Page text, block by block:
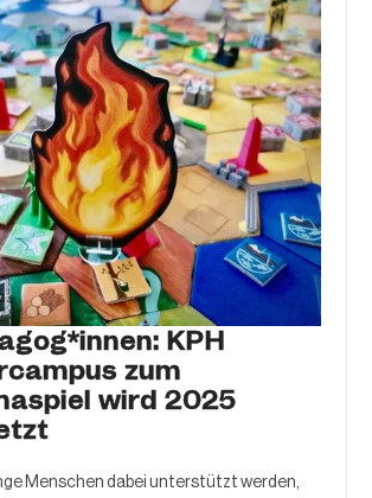
KPH
zum
wird 2025
Menschen dabei unterstützt werden,